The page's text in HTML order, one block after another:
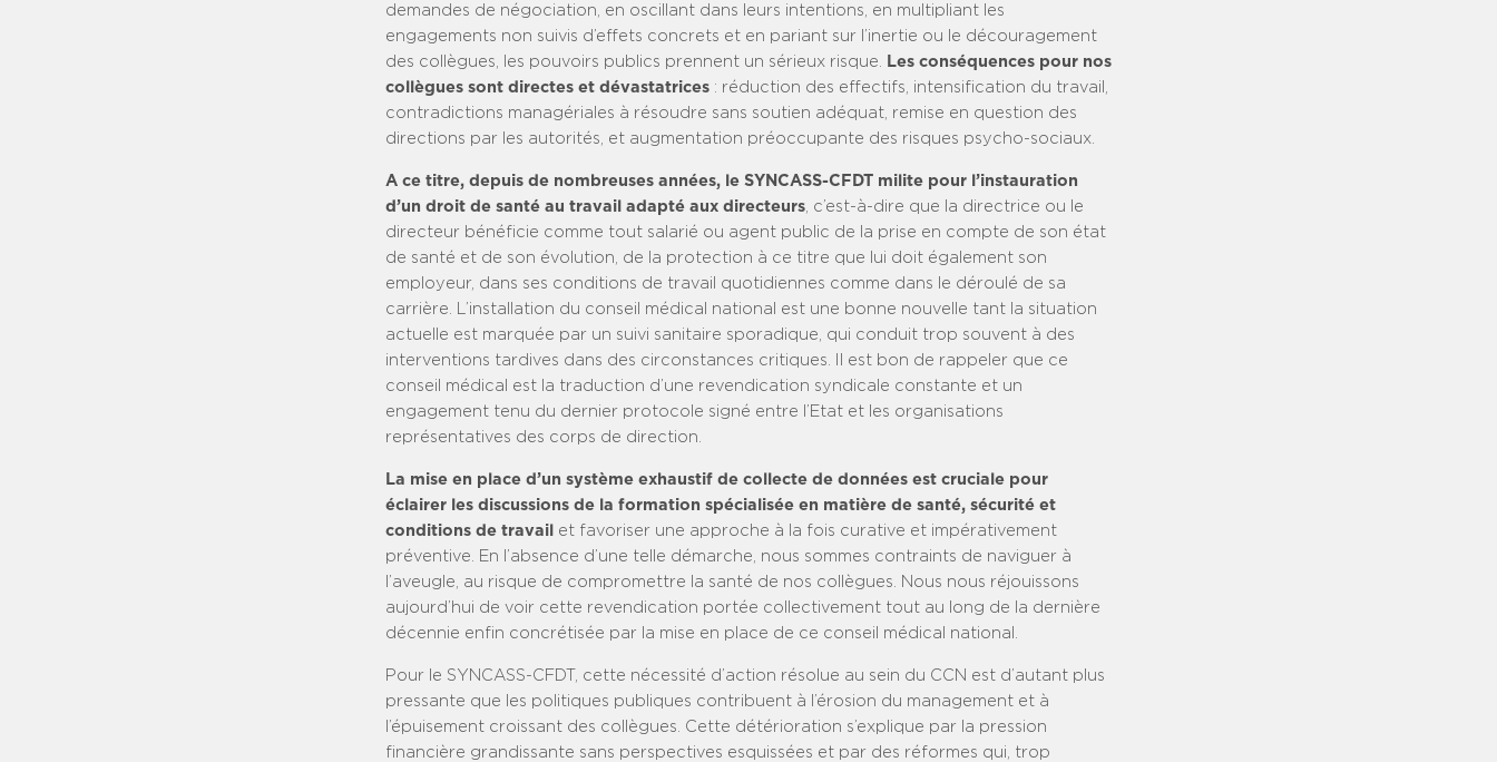
demandes de négociation, en oscillant dans leurs intentions, en multipliant les
engagements non suivis d’effets concrets et en pariant sur l’inertie ou le découragement
des collègues, les pouvoirs publics prennent un sérieux risque.
Les conséquences pour nos
collègues sont directes et dévastatrices : réduction des effectifs, intensification du travail,
contradictions managériales à résoudre sans soutien adéquat, remise en question des
directions par les autorités, et augmentation préoccupante des risques psycho-sociaux.
A ce titre, depuis de nombreuses années, le SYNCASS-CFDT milite pour l’instauration
d’un droit de santé au travail adapté aux directeurs , c’est-à-dire que la directrice ou le
directeur bénéficie comme tout salarié ou agent public de la prise en compte de son état
de santé et de son évolution, de la protection à ce titre que lui doit également son
employeur, dans ses conditions de travail quotidiennes comme dans le déroulé de sa
carrière. L’installation du conseil médical national est une bonne nouvelle tant la situation
actuelle est marquée par un suivi sanitaire sporadique, qui conduit trop souvent à des
interventions tardives dans des circonstances critiques. Il est bon de rappeler que ce
conseil médical est la traduction d’une revendication syndicale constante et un
engagement tenu du dernier protocole signé entre l’Etat et les organisations
représentatives des corps de direction.
La mise en place d’un système exhaustif de collecte de données est cruciale pour
éclairer les discussions de la formation spécialisée en matière de santé, sécurité et
conditions de travail et favoriser une approche à la fois curative et impérativement
préventive. En l’absence d’une telle démarche, nous sommes contraints de naviguer à
l’aveugle, au risque de compromettre la santé de nos collègues. Nous nous réjouissons
aujourd’hui de voir cette revendication portée collectivement tout au long de la dernière
décennie enfin concrétisée par la mise en place de ce conseil médical national.
Pour le SYNCASS-CFDT, cette nécessité d’action résolue au sein du CCN est d’autant plus
pressante que les politiques publiques contribuent à l’érosion du management et à
l’épuisement croissant des collègues. Cette détérioration s’explique par la pression
financière grandissante sans perspectives esquissées et par des réformes qui, trop